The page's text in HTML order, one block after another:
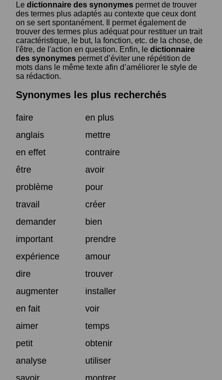
Le dictionnaire des synonymes permet de trouver
des termes plus adaptés au contexte que ceux dont
on se sert spontanément. Il permet également de
trouver des termes plus adéquat pour restituer un trait
caractéristique, le but, la fonction, etc. de la chose, de
l'être, de l'action en question. Enfin, le dictionnaire
des synonymes permet d’éviter une répétition de
mots dans le même texte afin d’améliorer le style de
sa rédaction.
Synonymes les plus recherchés
faire
en plus
anglais
mettre
en effet
contraire
être
avoir
problème
pour
travail
créer
demander
bien
important
prendre
expérience
amour
dire
trouver
augmenter
installer
en fait
voir
aimer
temps
petit
obtenir
analyse
utiliser
savoir
montrer